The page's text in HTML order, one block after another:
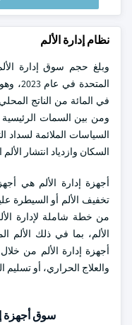
نظام إدارة الألم
ومن بين السمات الرئيسية
السياسات الملائمة لسداد
السكان وازدياد انتشار
أجهزة إدارة الألم هي
تخفيف الألم أو السيطرة
من خطة شاملة لإدارة
الألم، بما في ذلك الألم
أجهزة إدارة الألم من خلال
والعلاج الحراري، أو تسليم
سوق أجهزة